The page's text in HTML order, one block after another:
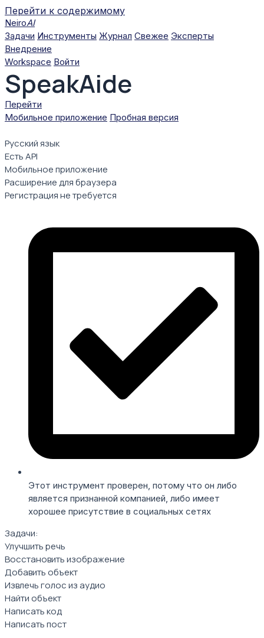
Перейти к содержимому
NeiroAI
Задачи Инструменты Журнал Свежее Эксперты
Внедрение
Workspace Войти
SpeakAide
Перейти
Мобильное приложение Пробная версия
Русский язык
Есть API
Мобильное приложение
Расширение для браузера
Регистрация не требуется
Этот инструмент проверен, потому что он либо
является признанной компанией, либо имеет
хорошее присутствие в социальных сетях
Задачи:
Улучшить речь
Восстановить изображение
Добавить объект
Извлечь голос из аудио
Найти объект
Написать код
Написать пост